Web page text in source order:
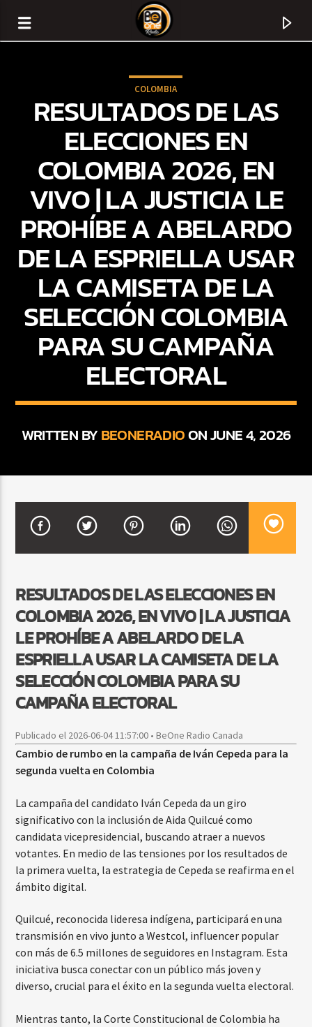
CURRENT TRACK
ARTIST
FIESTA DJ MIX
9:00 PM 12:00 AM
COLOMBIA
RESULTADOS DE LAS
ELECCIONES EN
COLOMBIA 2026, EN
VIVO | LA JUSTICIA LE
PROHÍBE A ABELARDO
DE LA ESPRIELLA USAR
LA CAMISETA DE LA
SELECCIÓN COLOMBIA
PARA SU CAMPAÑA
ELECTORAL
WRITTEN BYBEONERADIOON JUNE 4, 2026
RESULTADOS DE LAS ELECCIONES EN
COLOMBIA 2026, EN VIVO | LA JUSTICIA
LE PROHÍBE A ABELARDO DE LA
ESPRIELLA USAR LA CAMISETA DE LA
SELECCIÓN COLOMBIA PARA SU
CAMPAÑA ELECTORAL
Publicado el 2026-06-04 11:57:00 • BeOne Radio Canada
Cambio de rumbo en la campaña de Iván Cepeda para la
segunda vuelta en Colombia
La campaña del candidato Iván Cepeda da un giro
significativo con la inclusión de Aida Quilcué como
candidata vicepresidencial, buscando atraer a nuevos
votantes. En medio de las tensiones por los resultados de
la primera vuelta, la estrategia de Cepeda se reafirma en el
ámbito digital.
Quilcué, reconocida lideresa indígena, participará en una
transmisión en vivo junto a Westcol, influencer popular
con más de 6.5 millones de seguidores en Instagram. Esta
iniciativa busca conectar con un público más joven y
diverso, crucial para el éxito en la segunda vuelta electoral.
Mientras tanto, la Corte Constitucional de Colombia ha